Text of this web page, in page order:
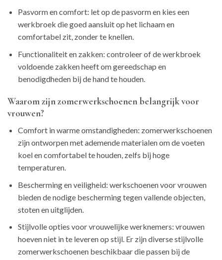
Pasvorm en comfort: let op de pasvorm en kies een
werkbroek die goed aansluit op het lichaam en
comfortabel zit, zonder te knellen.
Functionaliteit en zakken: controleer of de werkbroek
voldoende zakken heeft om gereedschap en
benodigdheden bij de hand te houden.
Waarom zijn zomerwerkschoenen belangrijk voor
vrouwen?
Comfort in warme omstandigheden: zomerwerkschoenen
zijn ontworpen met ademende materialen om de voeten
koel en comfortabel te houden, zelfs bij hoge
temperaturen.
Bescherming en veiligheid: werkschoenen voor vrouwen
bieden de nodige bescherming tegen vallende objecten,
stoten en uitglijden.
Stijlvolle opties voor vrouwelijke werknemers: vrouwen
hoeven niet in te leveren op stijl. Er zijn diverse stijlvolle
zomerwerkschoenen beschikbaar die passen bij de